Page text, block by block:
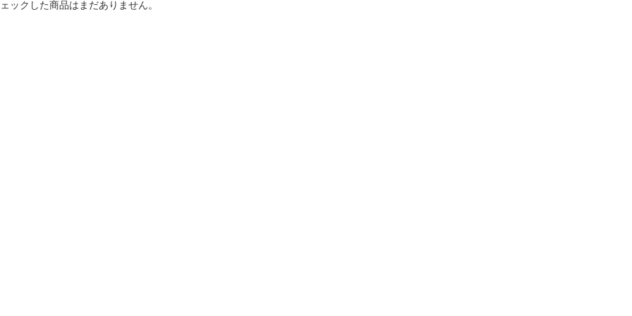
ックした商品はまだありません。